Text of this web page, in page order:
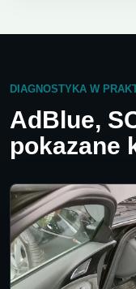
DIAGNOSTYKA W
AdBlue,
pokazane